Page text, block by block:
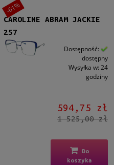
CAROLINE ABRAM JACKIE
257
Dostępność:
dostępny
Wysyłka w: 24
godziny
594,75 zł
1 525,00 zł
Do
koszyka
-61%